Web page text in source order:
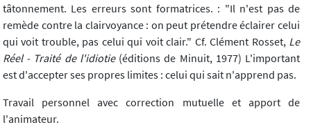
tâtonnement. Les erreurs sont formatrices. : "Il n'est pas de
remède contre la clairvoyance : on peut prétendre éclairer celui
qui voit trouble, pas celui qui voit clair." Cf. Clément Rosset, Le
Réel - Traité de l'idiotie(éditions de Minuit, 1977) L'important
est d'accepter ses propres limites : celui qui sait n'apprend pas.
Travail personnel avec correction mutuelle et apport de
l'animateur.